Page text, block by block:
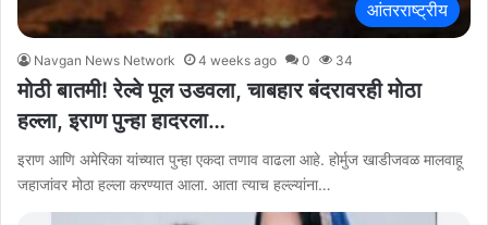
आंतरराष्ट्रीय
Navgan News Network 4 weeks ago 0 34
मोठी बातमी! रेल्वे पूल उडवला, चाबहार बंदरावरही मोठा
हल्ला, इराण पुन्हा हादरला…
इराण आणि अमेरिका यांच्यात पुन्हा एकदा तणाव वाढला आहे. होर्मुज खाडीजवळ मालवाहू
जहाजांवर मोठा हल्ला करण्यात आला. आता त्याच हल्ल्यांना…